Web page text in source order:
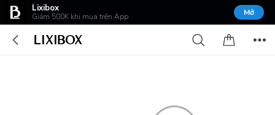
Lixibox
Giảm 500K khi mua trên App Mở